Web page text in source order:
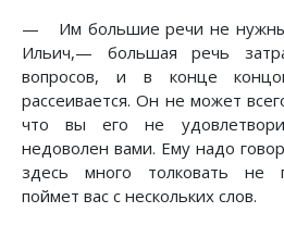
— Им большие речи не
Ильич,— большая речь
вопросов, и в конце
рассеивается. Он не может
что вы его не
недоволен вами. Ему надо
здесь много толковать не
поймет вас с нескольких слов.